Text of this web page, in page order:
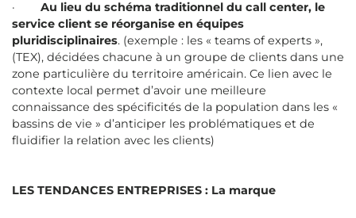
· Au lieu du schéma traditionnel du call center, le
service client se réorganise en équipes
pluridisciplinaires. (exemple : les « teams of experts »,
(TEX), décidées chacune à un groupe de clients dans une
zone particulière du territoire américain. Ce lien avec le
contexte local permet d’avoir une meilleure
connaissance des spécificités de la population dans les «
bassins de vie » d’anticiper les problématiques et de
fluidifier la relation avec les clients)
LES TENDANCES ENTREPRISES : La marque